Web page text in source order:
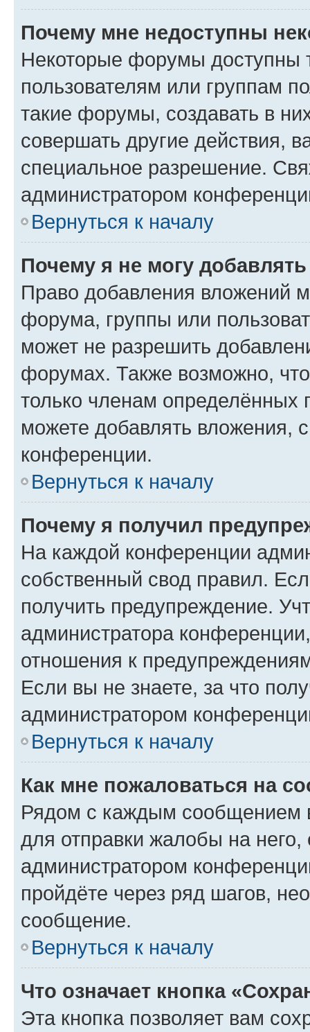
Почему мне недоступны
Некоторые форумы доступны
пользователям или группам
такие форумы, создавать в
совершать другие действия,
специальное разрешение.
администратором
Вернуться к началу
Почему я не могу
Право добавления вложений
форума, группы или
может не разрешить
форумах. Также возможно,
только членам определённых
можете добавлять вложения,
конференции.
Вернуться к началу
Почему я получил
На каждой конференции
собственный свод правил.
получить предупреждение.
администратора
отношения к
Если вы не знаете, за что
администратором
Вернуться к началу
Как мне пожаловаться на
Рядом с каждым сообщением
для отправки жалобы на
администратором
пройдёте через ряд шагов,
сообщение.
Вернуться к началу
Что означает кнопка
Эта кнопка позволяет вам